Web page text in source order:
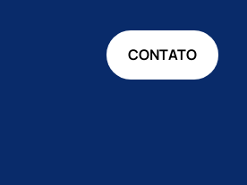
CONTATO